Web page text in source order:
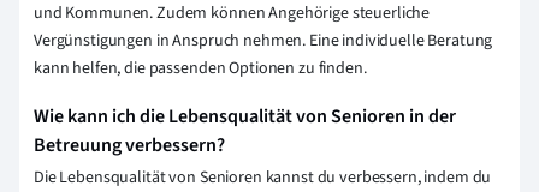
und Kommunen. Zudem können Angehörige steuerliche
Vergünstigungen in Anspruch nehmen. Eine individuelle Beratung
kann helfen, die passenden Optionen zu finden.
Wie kann ich die Lebensqualität von Senioren in der
Betreuung verbessern?
Die Lebensqualität von Senioren kannst du verbessern, indem du